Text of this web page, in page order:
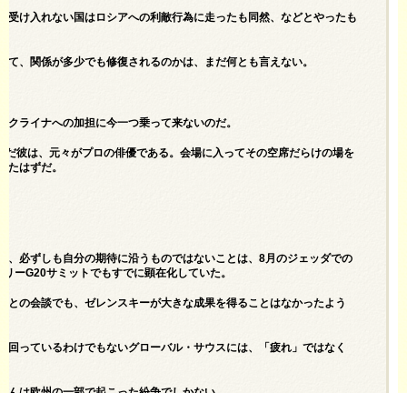
け入れない国はロシアへの利敵行為に走ったも同然、などとやったも
、関係が多少でも修復されるのかは、まだ何とも言えない。
ライナへの加担に今一つ乗って来ないのだ。
彼は、元々がプロの俳優である。会場に入ってその空席だらけの場を
たはずだ。
必ずしも自分の期待に沿うものではないことは、8月のジェッダでの
ーG20サミットでもすでに顕在化していた。
の会談でも、ゼレンスキーが大きな成果を得ることはなかったよう
っているわけでもないグローバル・サウスには、「疲れ」ではなく